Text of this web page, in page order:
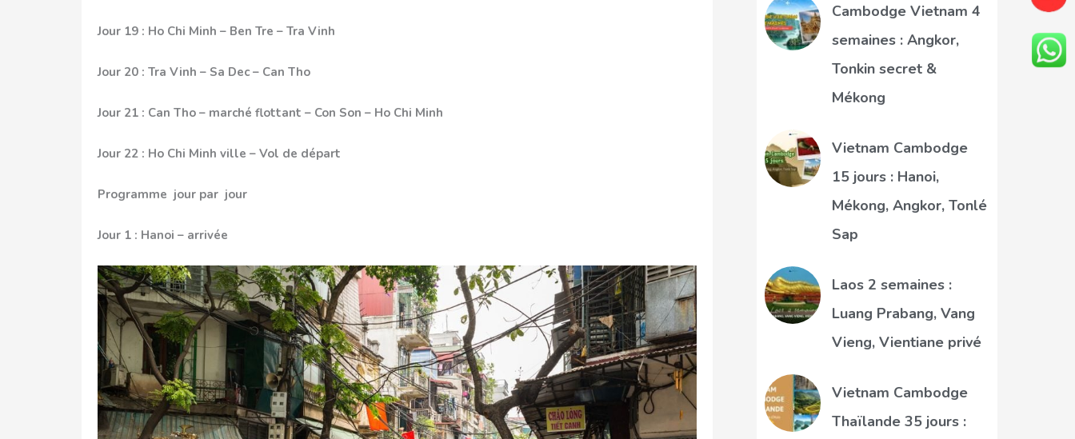
Jour 19 : Ho Chi Minh – Ben Tre – Tra Vinh
Jour 20 : Tra Vinh – Sa Dec – Can Tho
Jour 21 : Can Tho – marché flottant – Con Son – Ho Chi Minh
Jour 22 : Ho Chi Minh ville – Vol de départ
Programme jour par jour
Jour 1 : Hanoi – arrivée
Cambodge Vietnam 4
semaines : Angkor,
Tonkin secret &
Mékong
Vietnam Cambodge
15 jours : Hanoi,
Mékong, Angkor, Tonlé
Sap
Laos 2 semaines :
Luang Prabang, Vang
Vieng, Vientiane privé
Vietnam Cambodge
Thaïlande 35 jours :